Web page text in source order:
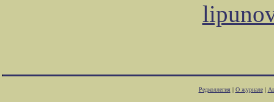
Редколлегия| О журнале|